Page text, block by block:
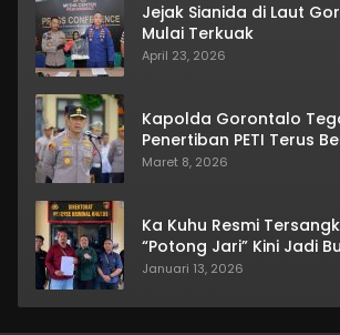
Jejak Sianida di Laut
Mulai Terkuak
April 23, 2026
Kapolda Gorontalo
Penertiban PETI Terus
Maret 8, 2026
Ka Kuhu Resmi
“Potong Jari” Kini Jadi
Januari 13, 2026